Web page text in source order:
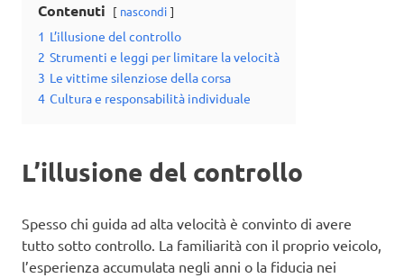
Contenuti nascondi
1 L’illusione del controllo
2 Strumenti e leggi per limitare la velocità
3 Le vittime silenziose della corsa
4 Cultura e responsabilità individuale
L’illusione del controllo
Spesso chi guida ad alta velocità è convinto di avere
tutto sotto controllo. La familiarità con il proprio veicolo,
l’esperienza accumulata negli anni o la fiducia nei